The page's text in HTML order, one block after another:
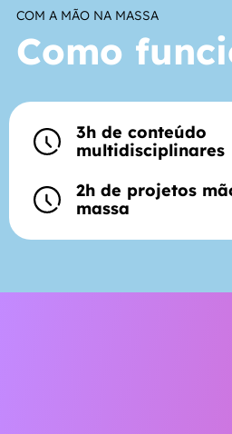
COM A MÃO NA MASSA
Como
3h de conteúdo
multidisciplinares
2h de projetos
massa